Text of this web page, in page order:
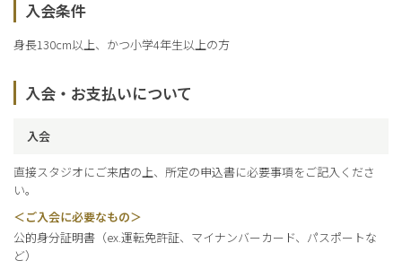
入会条件
身長130cm以上、かつ小学4年生以上の方
入会・お支払いについて
入会
直接スタジオにご来店の上、所定の申込書に必要事項をご記入くださ
い。
＜ご入会に必要なもの＞
公的身分証明書（ex.運転免許証、マイナンバーカード、パスポートな
ど）